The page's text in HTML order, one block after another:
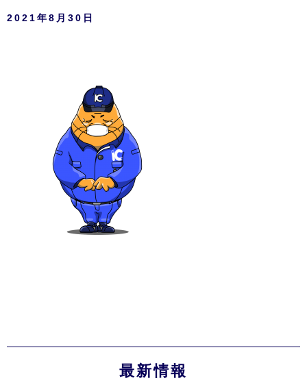
2021年8月30日
最新情報